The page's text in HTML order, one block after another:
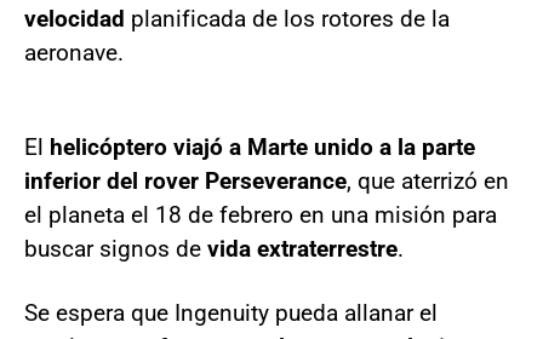
velocidad planificada de los rotores de la
aeronave.
El helicóptero viajó a Marte unido a la parte
inferior del rover Perseverance, que aterrizó en
el planeta el 18 de febrero en una misión para
buscar signos de vida extraterrestre.
Se espera que Ingenuity pueda allanar el